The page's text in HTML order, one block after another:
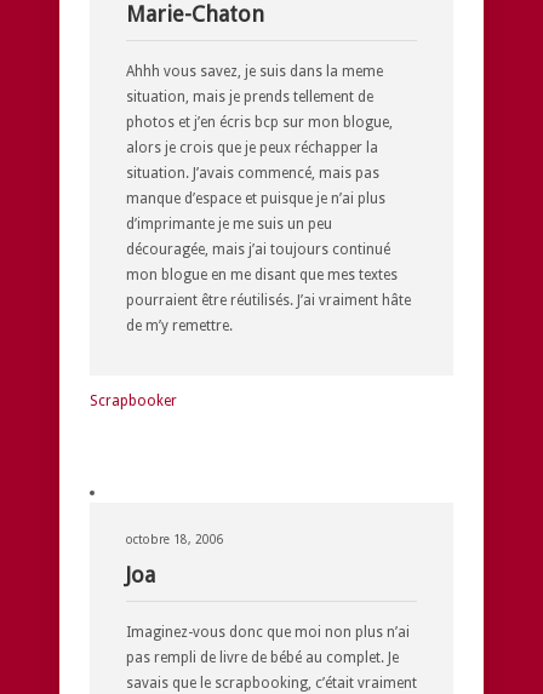
Marie-Chaton
Ahhh vous savez, je suis dans la meme
situation, mais je prends tellement de
photos et j’en écris bcp sur mon blogue,
alors je crois que je peux réchapper la
situation. J’avais commencé, mais pas
manque d’espace et puisque je n’ai plus
d’imprimante je me suis un peu
découragée, mais j’ai toujours continué
mon blogue en me disant que mes textes
pourraient être réutilisés. J’ai vraiment hâte
de m’y remettre.
Scrapbooker
octobre 18, 2006
Joa
Imaginez-vous donc que moi non plus n’ai
pas rempli de livre de bébé au complet. Je
savais que le scrapbooking, c’était vraiment